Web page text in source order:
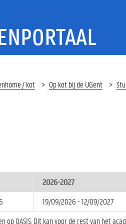
/ kot Op kot bij de UGent
2026-2027
19/09/2026 - 12/09/2027
op OASIS. Dit kan voor de rest van het